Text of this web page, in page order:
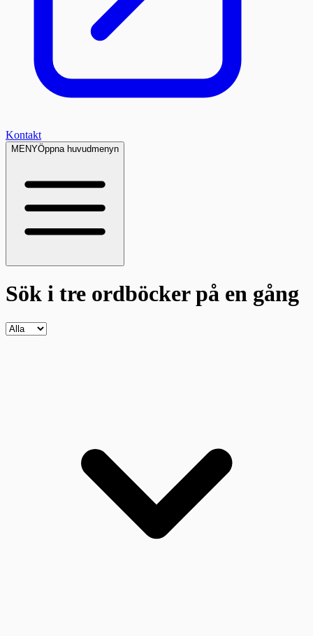
Kontakt
MENYÖppna huvudmenyn
Sök i tre ordböckerpå en gång